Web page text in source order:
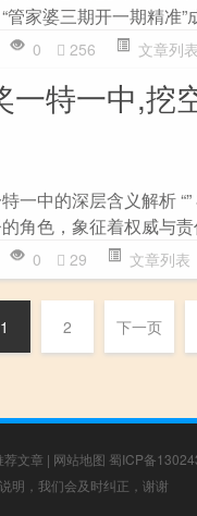
管家婆三期开一期精准
0 256 文章列表
一特一中,挖
一中的深层含义解析
角色，象征着权威与
0 29 文章列表
1 2 下一页
荐文章 | 网站地图 蜀ICP备
明，我们会及时纠正，谢谢